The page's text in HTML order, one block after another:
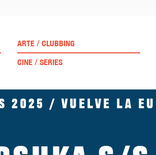
ARTE / CLUBBING
CINE / SERIES
2025 / Vuelve la